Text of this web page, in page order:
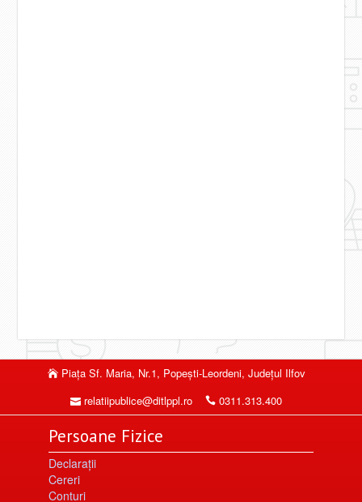
Piaţa Sf. Maria, Nr.1, Popeşti-Leordeni, Judeţul Ilfov
relatiipublice@ditlppl.ro
0311.313.400
Persoane Fizice
Declarații
Cereri
Conturi